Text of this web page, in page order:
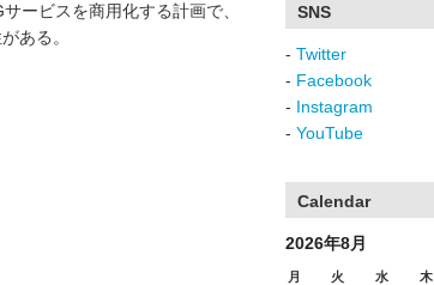
ービスを商用化する計画で、
ある。
SNS
- Twitter
- Facebook
- Instagram
- YouTube
Calendar
2026年8月
月 火 水 木